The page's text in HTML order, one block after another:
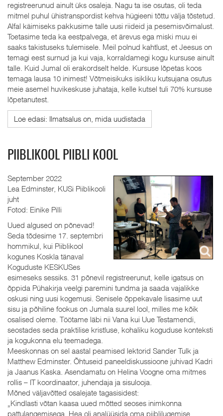
registreerunud ainult üks osaleja. Nagu ta ise osutas, oli teda
mitmel puhul ühistranspordist kehva hügieeni tõttu välja tõstetud.
Alfal käimiseks pakkusime talle uusi riideid ja pesemisvõimalust.
Toetasime teda ka eestpalvega, et ärevus ega miski muu ei
saaks takistuseks tulemisele. Meil polnud kahtlust, et Jeesus on
temagi eest surnud ja kui vaja, korraldamegi kogu kursuse ainult
talle. Kuid Jumal oli erakordselt helde. Kursuse lõpetas koos
temaga lausa 10 inimest! Võtmeisikuks isikliku kutsujana osutus
meie asemel huvikeskuse juhataja, kelle kutsel tuli 70% kursuse
lõpetanutest.
Loe edasi: Ilmatsalus on, mida uudistada
PIIBLIKOOL PIIBLI KOOL
September 2022
Lea Edminster, KUSi Piiblikooli
juht
Fotod: Einike Pilli
Uued algused on põnevad!
Seda tõdesime 17. septembri
hommikul, kui Piiblikool
kogunes Koskla tänaval
Koguduste KESKUSes
esimeseks sessiks. 31 põnevil registreerunut, kelle igatsus on
õppida Pühakirja veelgi paremini tundma ja saada vajalikke
oskusi ning uusi kogemusi. Senisele õppekavale lisasime uut
sisu ja põhiline fookus on Jumala suurel lool, milles me kõik
osalised oleme. Töötame läbi nii Vana kui Uue Testamendi,
seostades seda praktilise kristluse, kohaliku koguduse konteksti
ja kogukonna elu teemadega.
Meeskonnas on sel aastal peamised lektorid Sander Tulk ja
Matthew Edminster. Õhtuseid paneeldiskussioone juhivad Kadri
ja Jaanus Kaska. Asendamatu on Helina Voogne oma mitmes
rollis – IT koordinaator, juhendaja ja sisulooja.
Mõned väljavõtted osalejate tagasisidest:
„Kindlasti võtan kaasa uued mõtted seoses inimkonna
pattulangemisega. Hea oli analüüsida oma piiblilugemise